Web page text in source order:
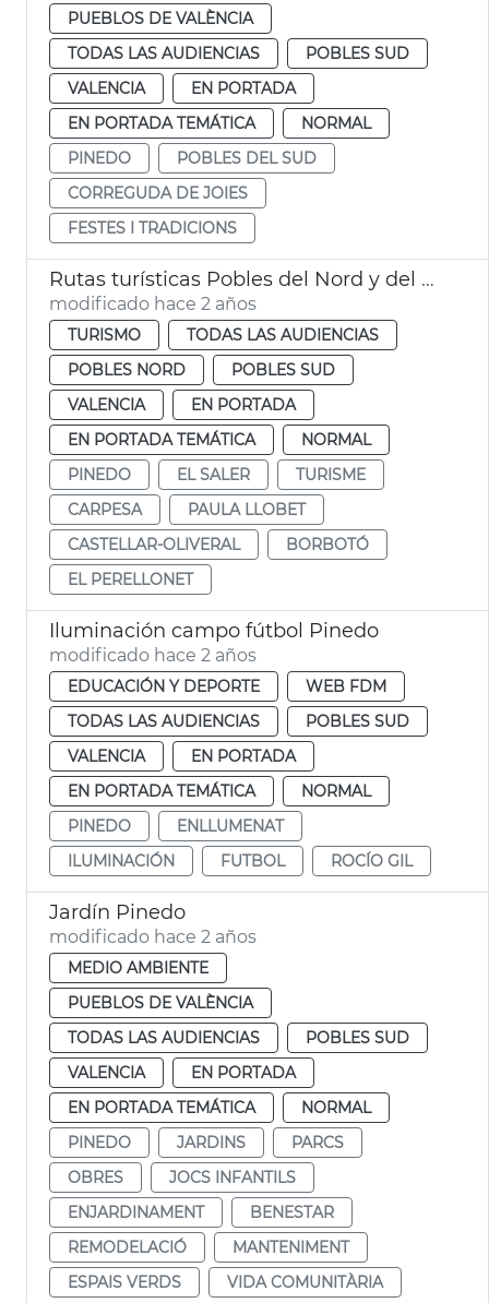
PUEBLOS DE VALÈNCIA
TODAS LAS AUDIENCIAS
POBLES SUD
VALENCIA
EN PORTADA
EN PORTADA TEMÁTICA
NORMAL
PINEDO
POBLES DEL SUD
CORREGUDA DE JOIES
FESTES I TRADICIONS
Rutas turísticas Pobles del Nord y del Sud
modificado hace 2 años
TURISMO
TODAS LAS AUDIENCIAS
POBLES NORD
POBLES SUD
VALENCIA
EN PORTADA
EN PORTADA TEMÁTICA
NORMAL
PINEDO
EL SALER
TURISME
CARPESA
PAULA LLOBET
CASTELLAR-OLIVERAL
BORBOTÓ
EL PERELLONET
Iluminación campo fútbol Pinedo
modificado hace 2 años
EDUCACIÓN Y DEPORTE
WEB FDM
TODAS LAS AUDIENCIAS
POBLES SUD
VALENCIA
EN PORTADA
EN PORTADA TEMÁTICA
NORMAL
PINEDO
ENLLUMENAT
ILUMINACIÓN
FUTBOL ROCÍO GIL
Jardín Pinedo
modificado hace 2 años
MEDIO AMBIENTE
PUEBLOS DE VALÈNCIA
TODAS LAS AUDIENCIAS
POBLES SUD
VALENCIA
EN PORTADA
EN PORTADA TEMÁTICA
NORMAL
PINEDO
JARDINS
PARCS
OBRES
JOCS INFANTILS
ENJARDINAMENT
BENESTAR
REMODELACIÓ
MANTENIMENT
ESPAIS VERDS
VIDA COMUNITÀRIA